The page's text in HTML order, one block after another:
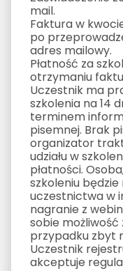
mail.
Faktura w
po
adres mailowy.
Płatność za
otrzymaniu
Uczestnik ma
szkolenia na 14
terminem
pisemnej. Brak
organizator
udziału w
płatności.
szkoleniu będzie
uczestnictwa w
nagranie z
sobie
przypadku zbyt
Uczestnik
akceptuje